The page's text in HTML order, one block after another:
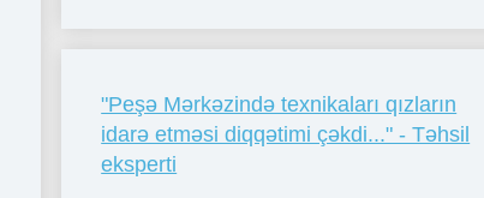
"Peşə Mərkəzində texnikaları qızların
idarə etməsi diqqətimi çəkdi..." - Təhsil
eksperti